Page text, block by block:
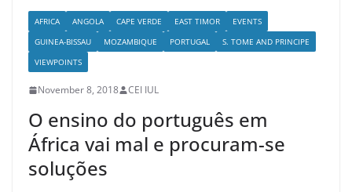
AFRICA ANGOLA CAPE VERDE EAST TIMOR
EVENTS
GUINEA-BISSAU
MOZAMBIQUE PORTUGAL
S. TOME AND PRINCIPE
VIEWPOINTS
November 8, 2018 CEI IUL
O ensino do português em
África vai mal e procuram-se
soluções